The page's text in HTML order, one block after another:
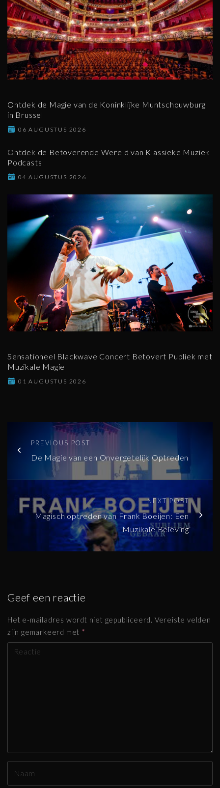
Ontdek de Magie van de Koninklijke Muntschouwburg
in Brussel
06 AUGUSTUS 2026
Ontdek de Betoverende Wereld van Klassieke Muziek
Podcasts
04 AUGUSTUS 2026
Sensationeel Blackwave Concert Betovert Publiek met
Muzikale Magie
01 AUGUSTUS 2026
PREVIOUS POST
De Magie van een Onvergetelijk Optreden
NEXT POST
Magisch optreden van Frank Boeijen: Een
Muzikale Beleving
Geef een reactie
Het e-mailadres wordt niet gepubliceerd. Vereiste velden
zijn gemarkeerd met *